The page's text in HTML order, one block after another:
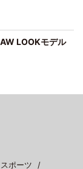
LOOKモデル
スポーツ